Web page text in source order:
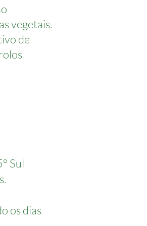
vegetais.
de
Sul
os dias